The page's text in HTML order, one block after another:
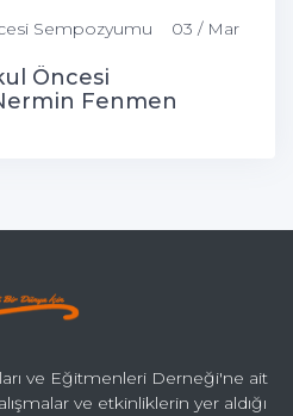
Sempozyumu 03 / Mar
Öncesi
Fenmen
ve Eğitmenleri Derneği'ne ait
ve etkinliklerin yer aldığı